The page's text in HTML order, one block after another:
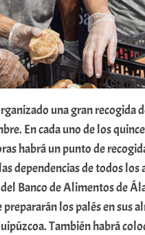
una gran recogida
En cada uno de los
habrá un punto de
dependencias de todos
Banco de Alimentos de
los palés en sus
También habrá